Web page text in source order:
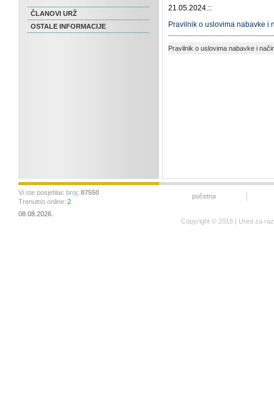
ČLANOVI URŽ
OSTALE INFORMACIJE
21.05.2024.::
Pravilnik o uslovima nabavke i
Pravilnik o uslovima nabavke i
Vi ste posjetilac broj: 87550
Trenutno online: 2
08.08.2026.
početna
Copyright © 2018 | Ured za